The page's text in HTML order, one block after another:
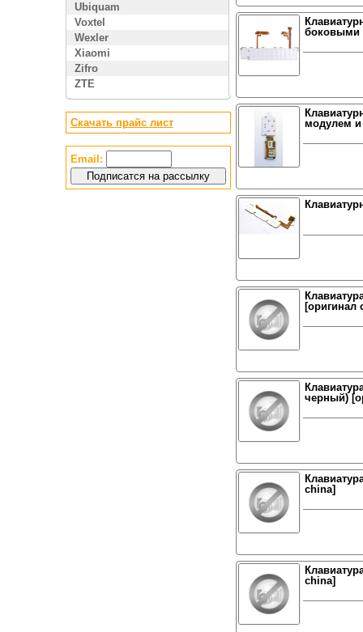
Ubiquam
Voxtel
Wexler
Xiaomi
Zifro
ZTE
Скачать прайс лист
Email:
боковыми
модулем и
[оригинал
черный)
china]
china]